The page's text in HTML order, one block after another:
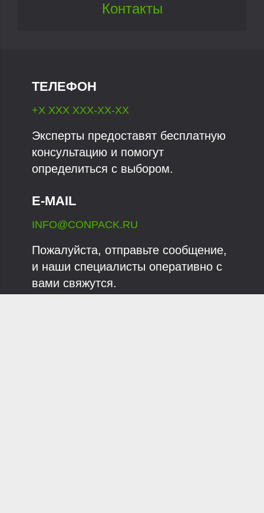
Контакты
ТЕЛЕФОН
+X XXX XXX-XX-XX
Эксперты предоставят бесплатную
консультацию и помогут
определиться с выбором.
E-MAIL
INFO@CONPACK.RU
Пожалуйста, отправьте сообщение,
и наши специалисты оперативно с
вами свяжутся.